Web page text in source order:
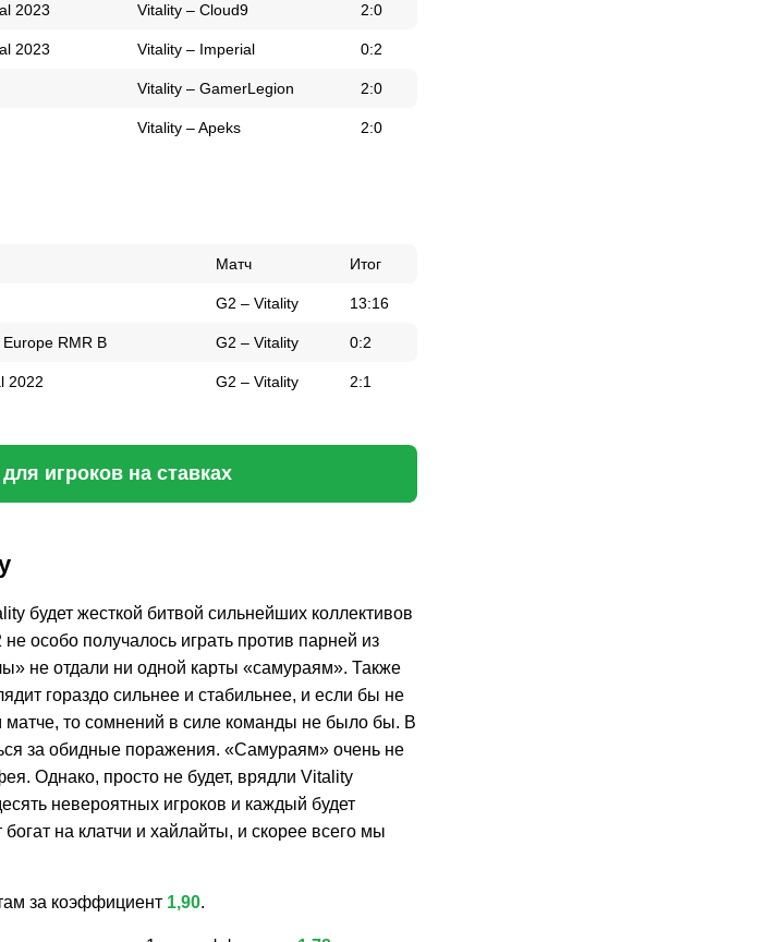
2023 Vitality – Cloud9 2:0
2023 Vitality – Imperial 0:2
Vitality – GamerLegion 2:0
Vitality – Apeks 2:0
Матч Итог
G2 – Vitality 13:16
RMR B G2 – Vitality 0:2
2022 G2 – Vitality 2:1
игроков на ставках
будет жесткой битвой сильнейших коллективов
особо получалось играть против парней из
не отдали ни одной карты «самураям». Также
гораздо сильнее и стабильнее, и если бы не
то сомнений в силе команды не было бы. В
за обидные поражения. «Самураям» очень не
Однако, просто не будет, врядли Vitality
невероятных игроков и каждый будет
на клатчи и хайлайты, и скорее всего мы
за коэффициент 1,90.